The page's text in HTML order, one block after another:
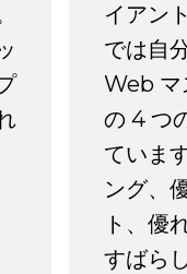
イアン
では自
Web マ
の 4 つ
ていま
ング、
ト、優
すばら